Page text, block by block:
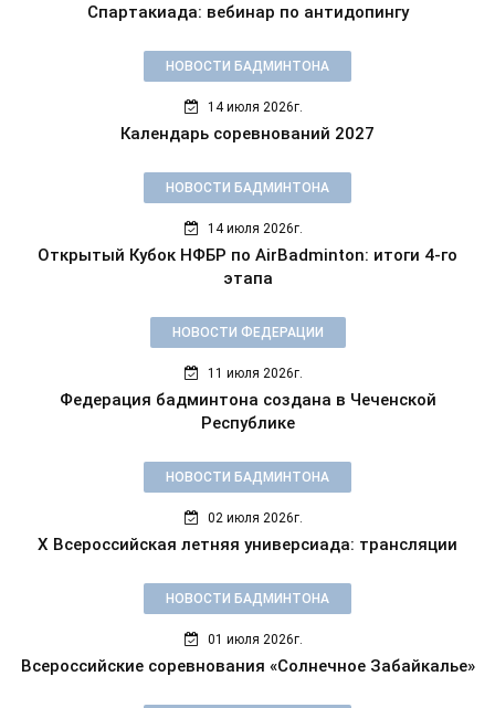
Спартакиада: вебинар по антидопингу
НОВОСТИ БАДМИНТОНА
14 июля 2026г.
Календарь соревнований 2027
НОВОСТИ БАДМИНТОНА
14 июля 2026г.
Открытый Кубок НФБР по AirBadminton: итоги 4-го
этапа
НОВОСТИ ФЕДЕРАЦИИ
11 июля 2026г.
Федерация бадминтона создана в Чеченской
Республике
НОВОСТИ БАДМИНТОНА
02 июля 2026г.
X Всероссийская летняя универсиада: трансляции
НОВОСТИ БАДМИНТОНА
01 июля 2026г.
Всероссийские соревнования «Солнечное Забайкалье»